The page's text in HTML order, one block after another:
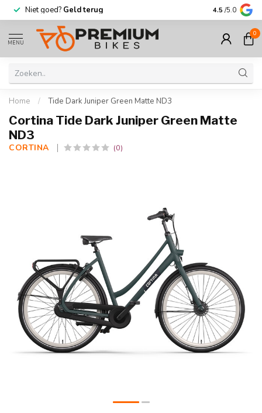
Niet goed? Geld terug Meer dan
4.5 /5.0
MENU
0
Home / Tide Dark Juniper Green Matte ND3
Cortina Tide Dark Juniper Green Matte
ND3
CORTINA (0)